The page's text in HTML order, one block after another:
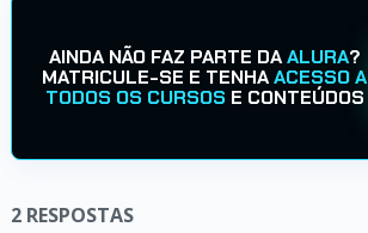
AINDA NÃO FAZ PARTE DAALURA?
MATRICULE-SE E TENHAACESSO A
TODOS OS CURSOS E CONTEÚDOS
2 RESPOSTAS